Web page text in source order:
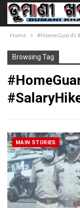
Home #HomeGuards
Browsing Tag
MAIN STORIES